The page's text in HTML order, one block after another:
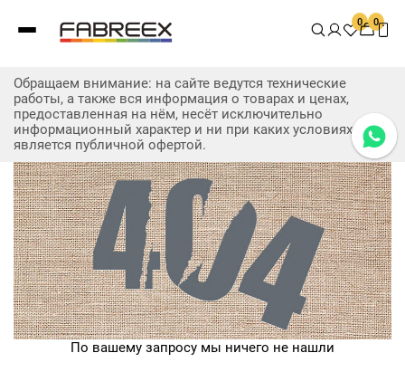
0 0
Обращаем внимание: на сайте ведутся технические
работы, а также вся информация о товарах и ценах,
предоставленная на нём, несёт исключительно
информационный характер и ни при каких условиях не
является публичной офертой.
По вашему запросу мы ничего не нашли